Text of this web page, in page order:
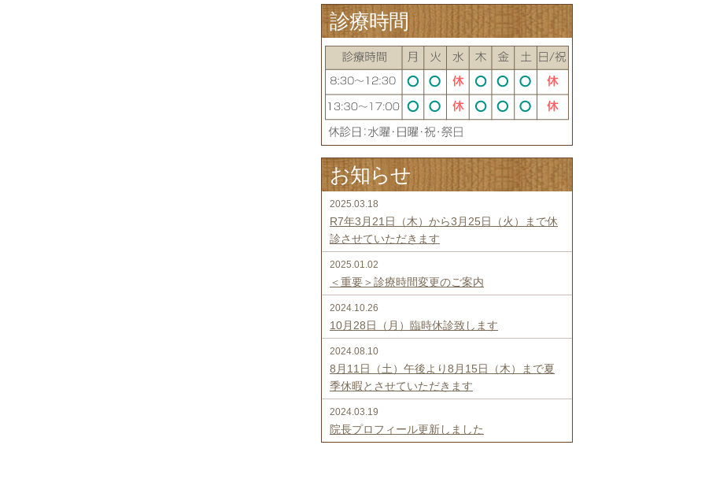
診療時間
お知らせ
2025.03.18
R7年3月21日（木）から3月25日（火）まで休
診させていただきます
2025.01.02
＜重要＞診療時間変更のご案内
2024.10.26
10月28日（月）臨時休診致します
2024.08.10
8月11日（土）午後より8月15日（木）まで夏
季休暇とさせていただきます
2024.03.19
院長プロフィール更新しました